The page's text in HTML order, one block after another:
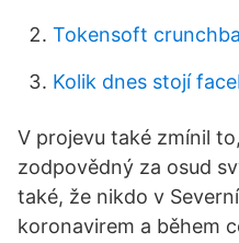
Tokensoft
Kolik dnes stojí
V projevu také zmínil
zodpovědný za osud
také, že nikdo v
koronavirem a během